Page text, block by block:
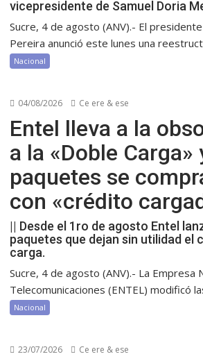
vicepresidente de Samuel Doria
Sucre, 4 de agosto (ANV).- El
Pereira anunció este lunes una
Nacional
04/08/2026 Ce ere & ese
Entel lleva a la
a la «Doble Carga»
paquetes se
con «crédito
|| Desde el 1ro de agosto Entel
paquetes que dejan sin utilidad el
carga.
Sucre, 4 de agosto (ANV).- La Empresa
Telecomunicaciones (ENTEL) modificó
Nacional
23/07/2026 Ce ere & ese